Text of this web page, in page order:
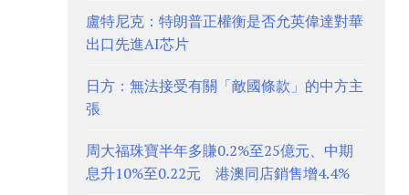
盧特尼克：特朗普正權衡是否允英偉達對華
出口先進AI芯片
日方：無法接受有關「敵國條款」的中方主
張
周大福珠寶半年多賺0.2%至25億元、中期
息升10%至0.22元 港澳同店銷售增4.4%